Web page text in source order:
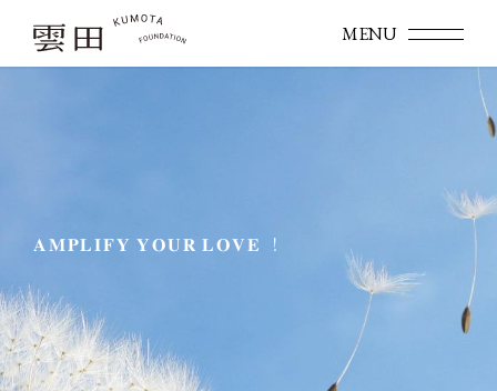
𝐀𝐌𝐏𝐋𝐈𝐅𝐘 𝐘𝐎𝐔𝐑 𝐋𝐎𝐕𝐄 ！